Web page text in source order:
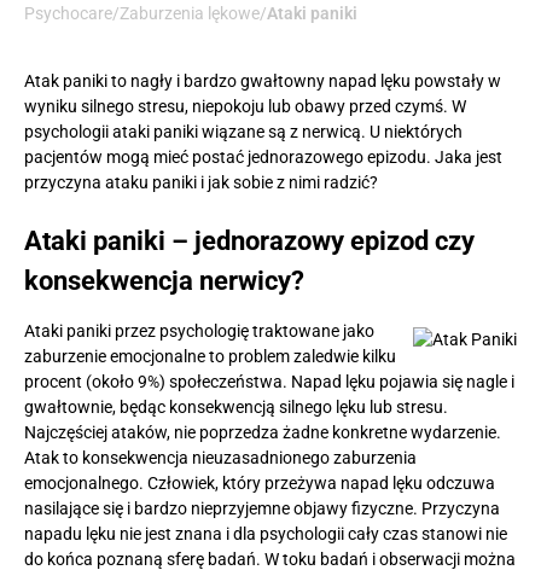
Psychocare/Zaburzenia lękowe/Ataki paniki
Atak paniki to nagły i bardzo gwałtowny napad lęku powstały w
wyniku silnego stresu, niepokoju lub obawy przed czymś. W
psychologii ataki paniki wiązane są z nerwicą. U niektórych
pacjentów mogą mieć postać jednorazowego epizodu. Jaka jest
przyczyna ataku paniki i jak sobie z nimi radzić?
Ataki paniki – jednorazowy epizod czy
konsekwencja nerwicy?
Ataki paniki przez psychologię traktowane jako
zaburzenie emocjonalne to problem zaledwie kilku
procent (około 9%) społeczeństwa. Napad lęku pojawia się nagle i
gwałtownie, będąc konsekwencją silnego lęku lub stresu.
Najczęściej ataków, nie poprzedza żadne konkretne wydarzenie.
Atak to konsekwencja nieuzasadnionego zaburzenia
emocjonalnego. Człowiek, który przeżywa napad lęku odczuwa
nasilające się i bardzo nieprzyjemne objawy fizyczne. Przyczyna
napadu lęku nie jest znana i dla psychologii cały czas stanowi nie
do końca poznaną sferę badań. W toku badań i obserwacji można